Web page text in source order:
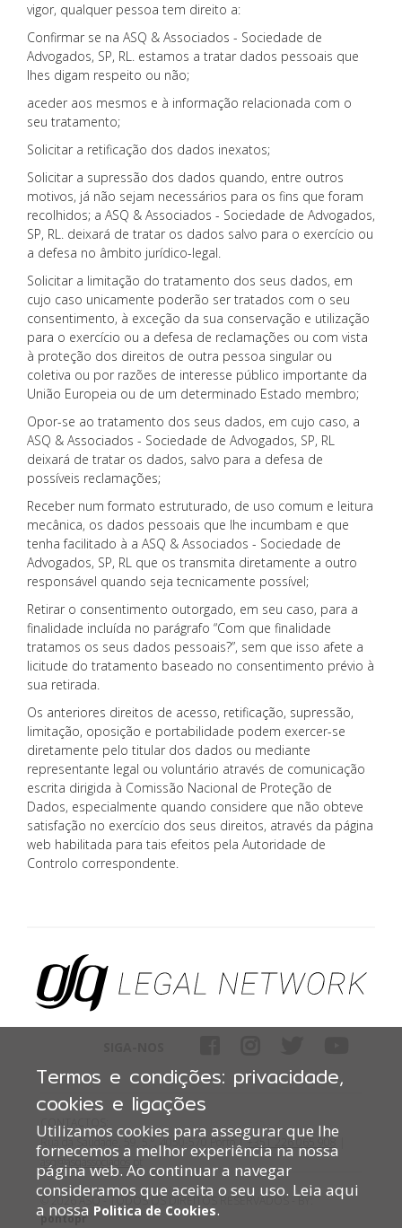
vigor, qualquer pessoa tem direito a:
Confirmar se na ASQ & Associados - Sociedade de
Advogados, SP, RL. estamos a tratar dados pessoais que
lhes digam respeito ou não;
aceder aos mesmos e à informação relacionada com o
seu tratamento;
Solicitar a retificação dos dados inexatos;
Solicitar a supressão dos dados quando, entre outros
motivos, já não sejam necessários para os fins que foram
recolhidos; a ASQ & Associados - Sociedade de Advogados,
SP, RL. deixará de tratar os dados salvo para o exercício ou
a defesa no âmbito jurídico-legal.
Solicitar a limitação do tratamento dos seus dados, em
cujo caso unicamente poderão ser tratados com o seu
consentimento, à exceção da sua conservação e utilização
para o exercício ou a defesa de reclamações ou com vista
à proteção dos direitos de outra pessoa singular ou
coletiva ou por razões de interesse público importante da
União Europeia ou de um determinado Estado membro;
Opor-se ao tratamento dos seus dados, em cujo caso, a
ASQ & Associados - Sociedade de Advogados, SP, RL
deixará de tratar os dados, salvo para a defesa de
possíveis reclamações;
Receber num formato estruturado, de uso comum e leitura
mecânica, os dados pessoais que lhe incumbam e que
tenha facilitado à a ASQ & Associados - Sociedade de
Advogados, SP, RL que os transmita diretamente a outro
responsável quando seja tecnicamente possível;
Retirar o consentimento outorgado, em seu caso, para a
finalidade incluída no parágrafo “Com que finalidade
tratamos os seus dados pessoais?”, sem que isso afete a
licitude do tratamento baseado no consentimento prévio à
sua retirada.
Os anteriores direitos de acesso, retificação, supressão,
limitação, oposição e portabilidade podem exercer-se
diretamente pelo titular dos dados ou mediante
representante legal ou voluntário através de comunicação
escrita dirigida à Comissão Nacional de Proteção de
Dados, especialmente quando considere que não obteve
satisfação no exercício dos seus direitos, através da página
web habilitada para tais efeitos pela Autoridade de
Controlo correspondente.
CONTACTOS:
Rua da Saudade, 59, 5.º, 4050-570 Porto |+351 226 065 908
asq@asqassociados.pt
© 2026 ASQ - TODOS OS DIREITOS RESERVADOS - BY:
pontopr
Termos e condições: privacidade,
cookies e ligações
Utilizamos cookies para assegurar que lhe
fornecemos a melhor experiência na nossa
página web. Ao continuar a navegar
consideramos que aceita o seu uso. Leia aqui
a nossa Politica de Cookies.